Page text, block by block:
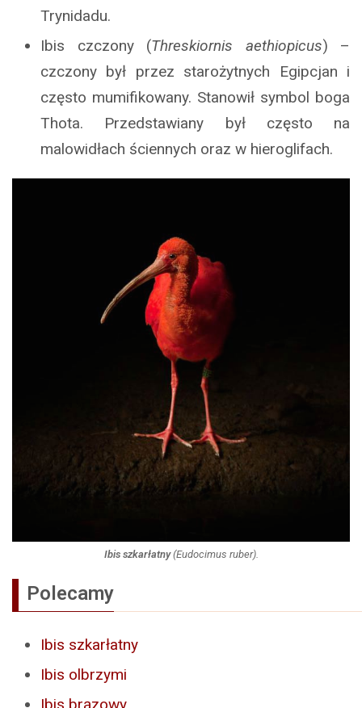
Trynidadu.
Ibis czczony (Threskiornis aethiopicus) –
czczony był przez starożytnych Egipcjan i
często mumifikowany. Stanowił symbol boga
Thota. Przedstawiany był często na
malowidłach ściennych oraz w hieroglifach.
Ibis szkarłatny(Eudocimus ruber).
Polecamy
Ibis szkarłatny
Ibis olbrzymi